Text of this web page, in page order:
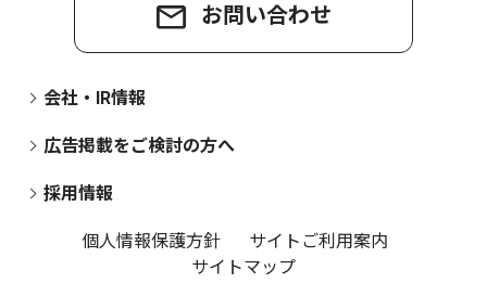
お問い合わせ
会社・IR情報
広告掲載をご検討の方へ
採用情報
個人情報保護方針
サイトご利用案内
サイトマップ